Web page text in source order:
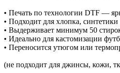
• Печать по технологии DTF —
• Подходит для хлопка,
• Выдерживает минимум 50
• Идеально для кастомизации
• Переносится утюгом или
(не подходит для джинсы, кожи,